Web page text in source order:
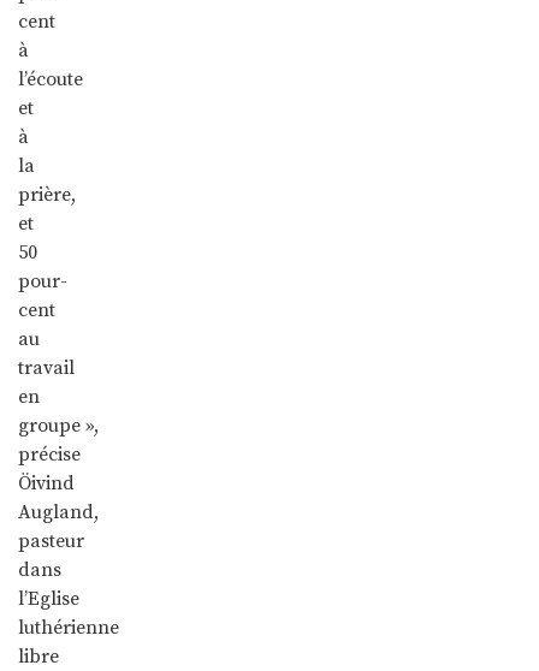
cent
à
l’écoute
et
à
la
prière,
et
50
pour-
cent
au
travail
en
groupe »,
précise
Öivind
Augland,
pasteur
dans
l’Eglise
luthérienne
libre